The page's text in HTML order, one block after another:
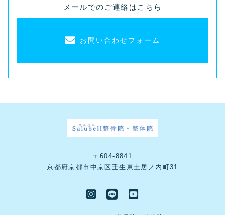
メールでのご連絡はこちら
お問い合わせフォーム
〒604-8841
京都府京都市中京区壬生東土居ノ内町31